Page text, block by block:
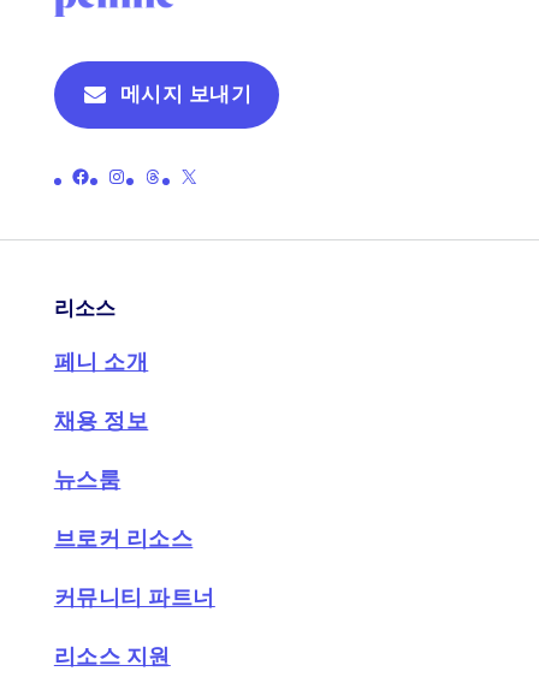
메시지 보내기
페니의 공식 페이스북 페이지 링크 페니의 공식 인스타그램 페이지 링크 페니의 공식 스레드 페이지로 연결되는 링크 페니의 공식 X(이전 트위터) 페이지로 연결되는 링크
리소스
페니 소개
채용 정보
뉴스룸
브로커 리소스
커뮤니티 파트너
리소스 지원